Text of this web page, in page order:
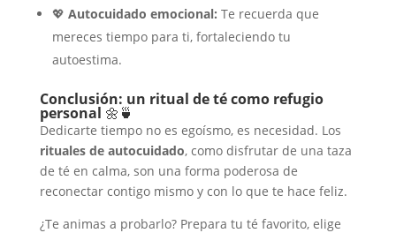
💖 Autocuidado emocional: Te recuerda que
mereces tiempo para ti, fortaleciendo tu
autoestima.
Conclusión: un ritual de té como refugio
personal 🌼🍵
Dedicarte tiempo no es egoísmo, es necesidad. Los
rituales de autocuidado, como disfrutar de una taza
de té en calma, son una forma poderosa de
reconectar contigo mismo y con lo que te hace feliz.
¿Te animas a probarlo? Prepara tu té favorito, elige